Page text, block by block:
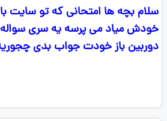
سلام بچه ها امتحانی که تو سایت
خودش میاد می پرسه یه سری سواله
دوربین باز خودت جواب بدی